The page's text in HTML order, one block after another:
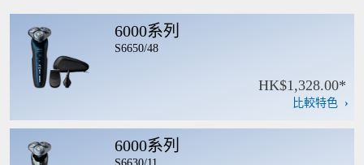
6000系列
S6650/48
HK$1,328.00*
比較特色
6000系列